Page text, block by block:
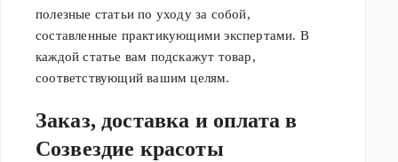
полезные статьи по уходу за собой,
составленные практикующими экспертами. В
каждой статье вам подскажут товар,
соответствующий вашим целям.
Заказ, доставка и оплата в
Созвездие красоты